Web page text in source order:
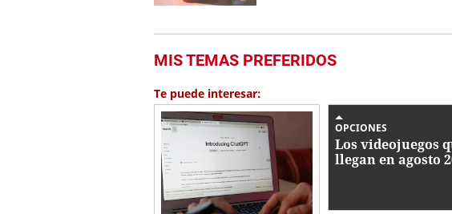
MIS TEMAS PREFERIDOS
Te puede interesar:
OPCIONES
Los videojuegos
llegan en agosto